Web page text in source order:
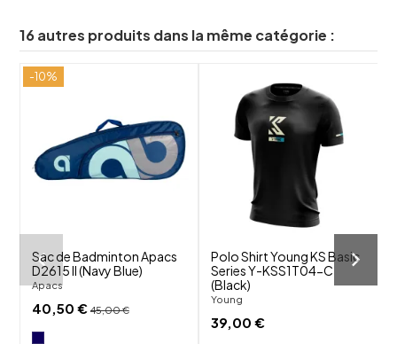
16 autres produits dans la même catégorie :
-10%
favorite_border
visibility
Sac de Badminton Apacs
D2615 II (Navy Blue)
Apacs
40,50 € 45,00 €
Polo Shirt Young KS Basic
Series Y-KSS1T04-C
(Black)
Young
39,00 €